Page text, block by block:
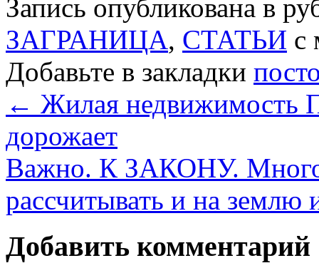
Запись опубликована в
ЗАГРАНИЦА, СТАТЬИ с
Добавьте в закладки
← Жилая недвижимость
дорожает
Важно. К ЗАКОНУ.
рассчитывать и на землю
Добавить комментарий